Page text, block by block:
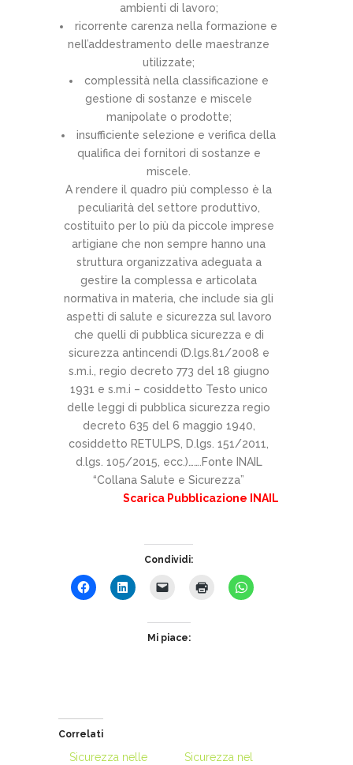
ambienti di lavoro;
ricorrente carenza nella formazione e
nell’addestramento delle maestranze
utilizzate;
complessità nella classificazione e
gestione di sostanze e miscele
manipolate o prodotte;
insufficiente selezione e verifica della
qualifica dei fornitori di sostanze e
miscele.
A rendere il quadro più complesso è la
peculiarità del settore produttivo,
costituito per lo più da piccole imprese
artigiane che non sempre hanno una
struttura organizzativa adeguata a
gestire la complessa e articolata
normativa in materia, che include sia gli
aspetti di salute e sicurezza sul lavoro
che quelli di pubblica sicurezza e di
sicurezza antincendi (D.lgs.81/2008 e
s.m.i., regio decreto 773 del 18 giugno
1931 e s.m.i – cosiddetto Testo unico
delle leggi di pubblica sicurezza regio
decreto 635 del 6 maggio 1940,
cosiddetto RETULPS, D.lgs. 151/2011,
d.lgs. 105/2015, ecc.)…….Fonte INAIL
“Collana Salute e Sicurezza”
Scarica Pubblicazione INAIL
Condividi:
Mi piace:
Correlati
Sicurezza nelle
Sicurezza nel